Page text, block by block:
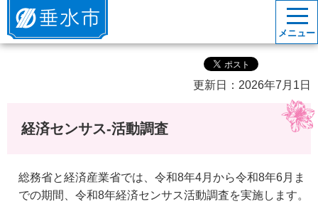
垂水市
メニュー
更新日：2026年7月1日
経済センサス-活動調査
総務省と経済産業省では、令和8年4月から令和8年6月ま
での期間、令和8年経済センサス活動調査を実施します。